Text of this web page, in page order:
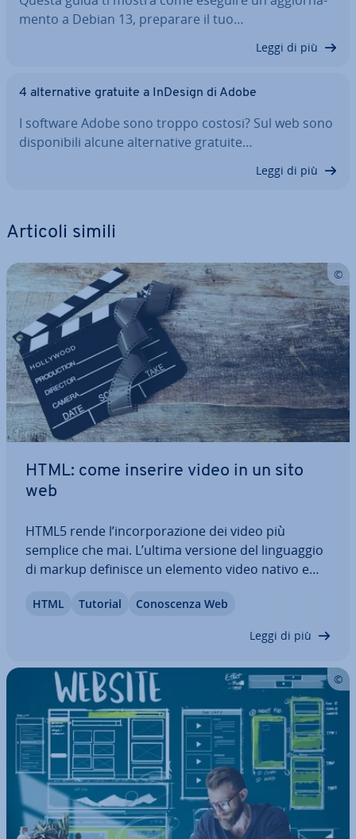
men­to a Debian 13, preparare il tuo…
Leggi di più
4 al­ter­na­ti­ve gratuite a InDesign di Adobe
I software Adobe sono troppo costosi? Sul web sono
di­spo­ni­bi­li alcune al­ter­na­ti­ve gratuite…
Leggi di più
Articoli simili
HTML: come inserire video in un sito
web
HTML5 rende l’in­cor­po­ra­zio­ne dei video più
semplice che mai. L’ultima versione del lin­guag­gio
di markup definisce un elemento video nativo e
na­ti­va, chi gestisce siti web ha la pos­si­bi­li­tà di
HTML Tutorial Co­no­scen­za Web
Leggi di più